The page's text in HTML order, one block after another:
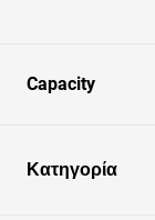
Capacity
Κατηγορία